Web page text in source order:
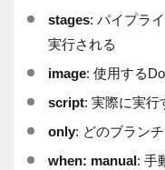
stages: パイプラ
実行される
image: 使用する
script: 実際に実行
only: どのブラン
when: manual: 手